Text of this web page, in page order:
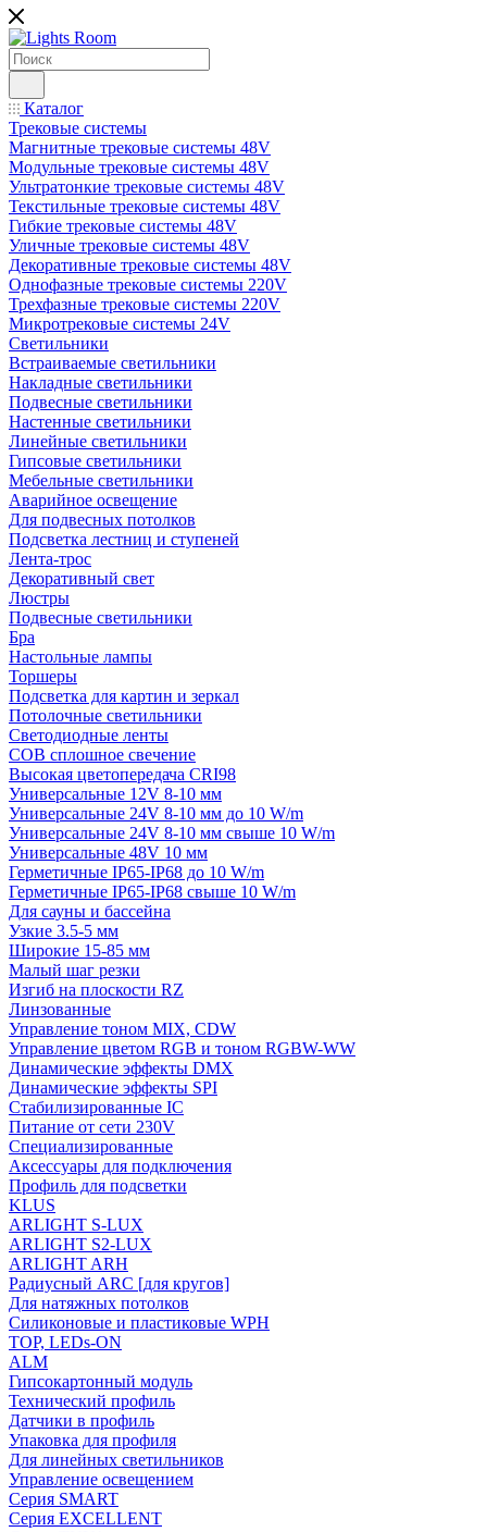
Каталог
Трековые системы
Магнитные трековые системы 48V
Модульные трековые системы 48V
Ультратонкие трековые системы 48V
Текстильные трековые системы 48V
Гибкие трековые системы 48V
Уличные трековые системы 48V
Декоративные трековые системы 48V
Однофазные трековые системы 220V
Трехфазные трековые системы 220V
Микротрековые системы 24V
Светильники
Встраиваемые светильники
Накладные светильники
Подвесные светильники
Настенные светильники
Линейные светильники
Гипсовые светильники
Мебельные светильники
Аварийное освещение
Для подвесных потолков
Подсветка лестниц и ступеней
Лента-трос
Декоративный свет
Люстры
Подвесные светильники
Бра
Настольные лампы
Торшеры
Подсветка для картин и зеркал
Потолочные светильники
Светодиодные ленты
COB сплошное свечение
Высокая цветопередача CRI98
Универсальные 12V 8-10 мм
Универсальные 24V 8-10 мм до 10 W/m
Универсальные 24V 8-10 мм свыше 10 W/m
Универсальные 48V 10 мм
Герметичные IP65-IP68 до 10 W/m
Герметичные IP65-IP68 свыше 10 W/m
Для сауны и бассейна
Узкие 3.5-5 мм
Широкие 15-85 мм
Малый шаг резки
Изгиб на плоскости RZ
Линзованные
Управление тоном MIX, CDW
Управление цветом RGB и тоном RGBW-WW
Динамические эффекты DMX
Динамические эффекты SPI
Стабилизированные IC
Питание от сети 230V
Специализированные
Аксессуары для подключения
Профиль для подсветки
KLUS
ARLIGHT S-LUX
ARLIGHT S2-LUX
ARLIGHT ARH
Радиусный ARC [для кругов]
Для натяжных потолков
Силиконовые и пластиковые WPH
TOP, LEDs-ON
ALM
Гипсокартонный модуль
Технический профиль
Датчики в профиль
Упаковка для профиля
Для линейных светильников
Управление освещением
Серия SMART
Серия EXCELLENT